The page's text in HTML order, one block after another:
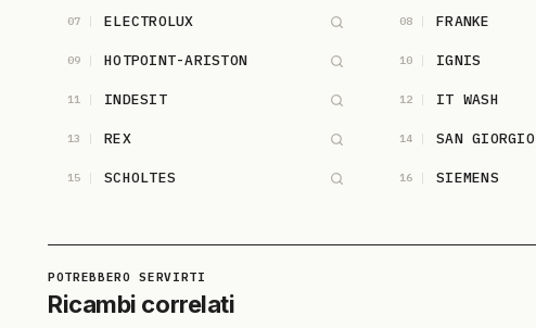
07 ELECTROLUX 08 FRANKE
09 HOTPOINT-ARISTON 10 IGNIS
11 INDESIT 12 IT WASH
13 REX 14 SAN GIORGIO
15 SCHOLTES 16 SIEMENS
21 ZANUSSI
Ricambi correlati